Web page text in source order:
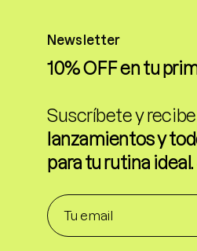
Newsletter
10% OFF en tu
Suscríbete y
lanzamientos y
para tu rutina ideal.